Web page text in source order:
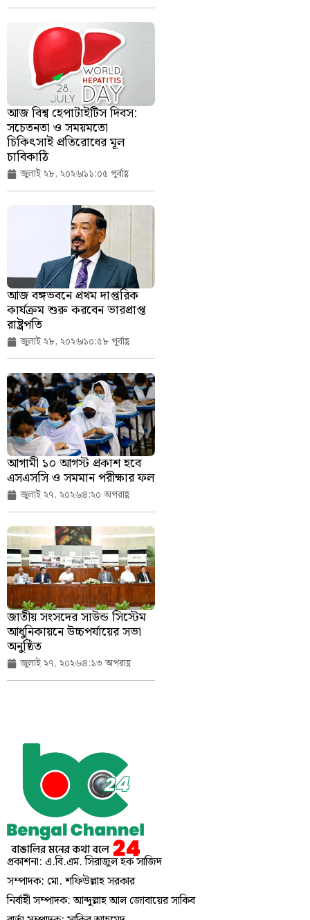
আজ বিশ্ব হেপাটাইটিস দিবস:
সচেতনতা ও সময়মতো
চিকিৎসাই প্রতিরোধের মূল
চাবিকাঠি
জুলাই ২৮, ২০২৬১১:০৫ পূর্বাহ্ণ
আজ বঙ্গভবনে প্রথম দাপ্তরিক
কার্যক্রম শুরু করবেন ভারপ্রাপ্ত
রাষ্ট্রপতি
জুলাই ২৮, ২০২৬১০:৫৮ পূর্বাহ্ণ
আগামী ১০ আগস্ট প্রকাশ হবে
এসএসসি ও সমমান পরীক্ষার ফল
জুলাই ২৭, ২০২৬৪:২০ অপরাহ্ণ
জাতীয় সংসদের সাউন্ড সিস্টেম
আধুনিকায়নে উচ্চপর্যায়ের সভা
অনুষ্ঠিত
জুলাই ২৭, ২০২৬৪:১৩ অপরাহ্ণ
প্রকাশনা: এ.বি.এম. সিরাজুল হক সাজিদ
সম্পাদক: মো. শফিউল্লাহ সরকার
নির্বাহী সম্পাদক: আব্দুল্লাহ আল জোবায়ের সাকিব